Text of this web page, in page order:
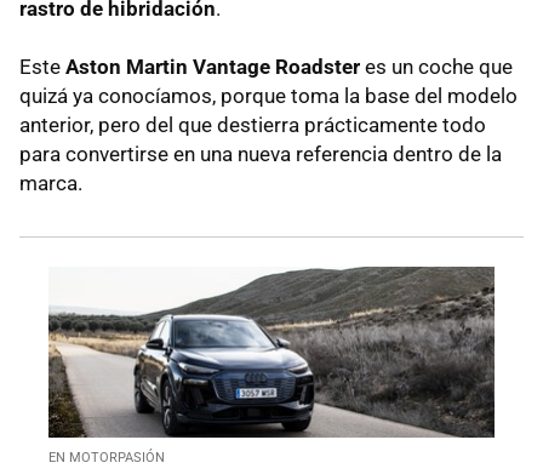
rastro de hibridación.
Este Aston Martin Vantage Roadster es un coche que
quizá ya conocíamos, porque toma la base del modelo
anterior, pero del que destierra prácticamente todo
para convertirse en una nueva referencia dentro de la
marca.
EN MOTORPASIÓN